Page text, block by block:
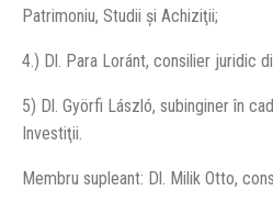
Patrimoniu, Studii şi Achiziţii;
4.) Dl. Para Loránt, consilier juridic
5) Dl. Györfi László, subinginer în
Investiţii.
Membru supleant: Dl.